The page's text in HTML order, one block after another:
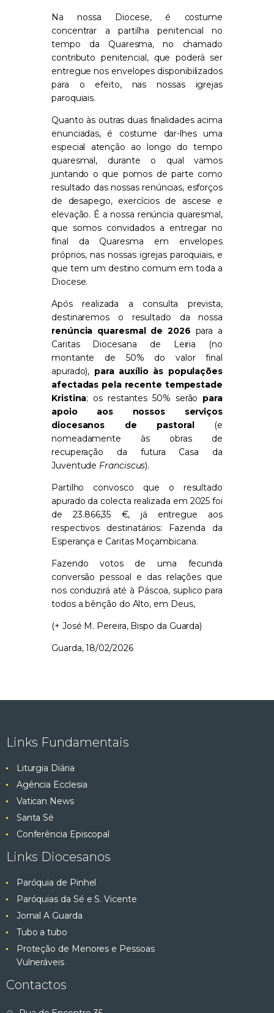
Na nossa Diocese, é costume
concentrar a partilha penitencial no
tempo da Quaresma, no chamado
contributo penitencial, que poderá ser
entregue nos envelopes disponibilizados
para o efeito, nas nossas igrejas
paroquiais.
Quanto às outras duas finalidades acima
enunciadas, é costume dar-lhes uma
especial atenção ao longo do tempo
quaresmal, durante o qual vamos
juntando o que pomos de parte como
resultado das nossas renúncias, esforços
de desapego, exercícios de ascese e
elevação. É a nossa renúncia quaresmal,
que somos convidados a entregar no
final da Quaresma em envelopes
próprios, nas nossas igrejas paroquiais, e
que tem um destino comum em toda a
Diocese.
Após realizada a consulta prevista,
destinaremos o resultado da nossa
renúncia quaresmal de 2026 para a
Caritas Diocesana de Leiria (no
montante de 50% do valor final
apurado), para auxílio às populações
afectadas pela recente tempestade
Kristina; os restantes 50% serão para
apoio aos nossos serviços
diocesanos de pastoral(e
nomeadamente às obras de
recuperação da futura Casa da
Juventude Franciscus).
Partilho convosco que o resultado
apurado da colecta realizada em 2025 foi
de 23.866,35 €, já entregue aos
respectivos destinatários: Fazenda da
Esperança e Caritas Moçambicana.
Fazendo votos de uma fecunda
conversão pessoal e das relações que
nos conduzirá até à Páscoa, suplico para
todos a bênção do Alto, em Deus,
(+ José M. Pereira, Bispo da Guarda)
Guarda, 18/02/2026
Links Fundamentais
Liturgia Diária
Agência Ecclesia
Vatican News
Santa Sé
Conferência Episcopal
Links Diocesanos
Paróquia de Pinhel
Paróquias da Sé e S. Vicente
Jornal A Guarda
Tubo a tubo
Proteção de Menores e Pessoas
Vulneráveis
Contactos